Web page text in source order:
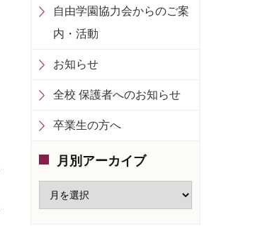
自由学園協力会からのご案
内・活動
お知らせ
全校 保護者へのお知らせ
卒業生の方へ
月別アーカイブ